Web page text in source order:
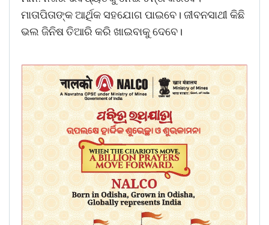
ମାତାପିତାଙ୍କ ଆର୍ଥିକ ସହଯୋଗ ପାଇବେ। ଜୀବନସାଥୀ କିଛି
ଭଲ ଜିନିଷ ତିଆରି କରି ଖାଇବାକୁ ଦେବେ।